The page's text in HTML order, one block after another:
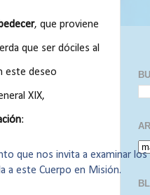
, que proviene
que ser dóciles al
este deseo
XIX,
:
que nos invita a examinar los
a este Cuerpo en Misión.